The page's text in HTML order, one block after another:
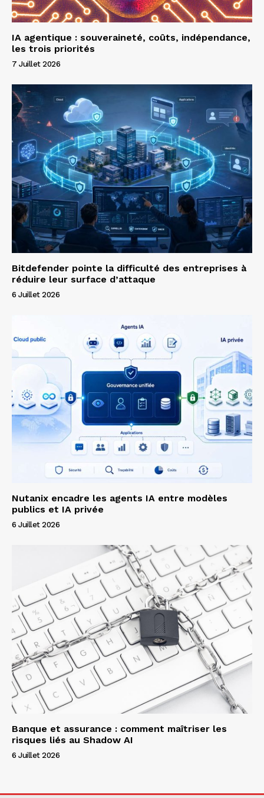
IA agentique : souveraineté, coûts, indépendance,
les trois priorités
7 Juillet 2026
Bitdefender pointe la difficulté des entreprises à
réduire leur surface d’attaque
6 Juillet 2026
Nutanix encadre les agents IA entre modèles
publics et IA privée
6 Juillet 2026
Banque et assurance : comment maîtriser les
risques liés au Shadow AI
6 Juillet 2026